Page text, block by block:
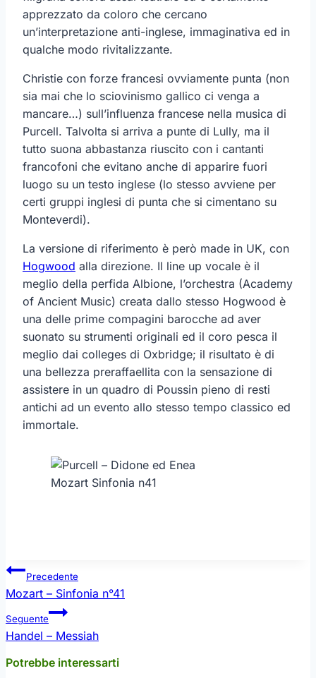
apprezzato da coloro che cercano
un’interpretazione anti-inglese, immaginativa ed in
qualche modo rivitalizzante.
Christie con forze francesi ovviamente punta (non
sia mai che lo sciovinismo gallico ci venga a
mancare…) sull’influenza francese nella musica di
Purcell. Talvolta si arriva a punte di Lully, ma il
tutto suona abbastanza riuscito con i cantanti
francofoni che evitano anche di apparire fuori
luogo su un testo inglese (lo stesso avviene per
certi gruppi inglesi di punta che si cimentano su
Monteverdi).
La versione di riferimento è però made in UK, con
Hogwood alla direzione. Il line up vocale è il
meglio della perfida Albione, l’orchestra (Academy
of Ancient Music) creata dallo stesso Hogwood è
una delle prime compagini barocche ad aver
suonato su strumenti originali ed il coro pesca il
meglio dai colleges di Oxbridge; il risultato è di
una bellezza preraffaellita con la sensazione di
assistere in un quadro di Poussin pieno di resti
antichi ad un evento allo stesso tempo classico ed
immortale.
Mozart Sinfonia n41
Navigazione
articoli
Precedente
Mozart – Sinfonia n°41
Seguente
Handel – Messiah
Potrebbe interessarti